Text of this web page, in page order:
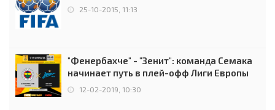
25-10-2015, 11:13
"Фенербахче" - "Зенит": команда Семака
начинает путь в плей-офф Лиги Европы
12-02-2019, 10:30